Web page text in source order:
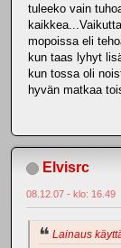
tuleeko vain
mopoissa eli
kun taas lyhyt
kun tossa oli
hyvän matkaa
Elvisrc
08.12.07 - klo: 16.49
Lainaus